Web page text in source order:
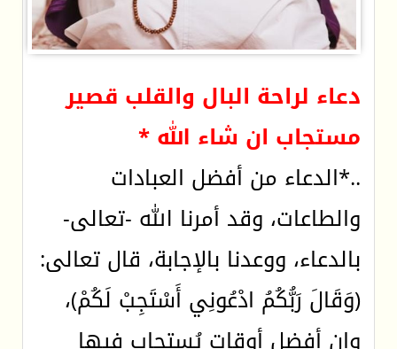
دعاء لراحة البال والقلب قصير
مستجاب ان شاء الله *
..*الدعاء من أفضل العبادات
والطاعات، وقد أمرنا الله -تعالى-
بالدعاء، ووعدنا بالإجابة، قال تعالى:
(وَقَالَ رَبُّكُمُ ادْعُونِي أَسْتَجِبْ لَكُمْ)،